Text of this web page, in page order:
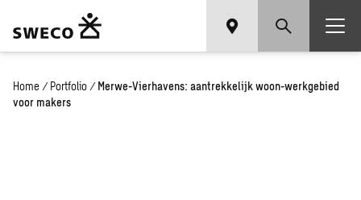
Home / Portfolio / Merwe-Vierhavens: aantrekkelijk woon-werkgebied
voor makers